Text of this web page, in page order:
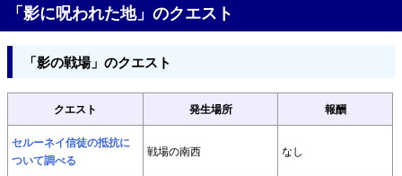
「影に呪われた地」のクエスト
「影の戦場」のクエスト
クエスト 発生場所 報酬
セルーネイ信徒の抵抗に
ついて調べる
戦場の南西 なし